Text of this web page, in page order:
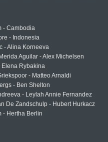
- Cambodia
- Indonesia
- Alina Korneeva
Aguilar - Alex Michelsen
Elena Rybakina
- Matteo Arnaldi
- Ben Shelton
- Leylah Annie Fernandez
De Zandschulp - Hubert Hurkacz
- Hertha Berlin